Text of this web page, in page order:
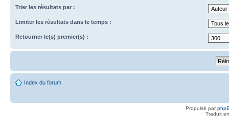
Trier les résultats par :
Limiter les résultats dans le temps :
Retourner le(s) premier(s) :
Index du forum
Propulsé par
Traduit